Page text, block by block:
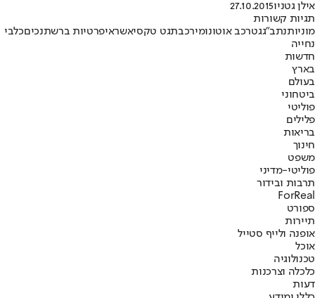
אילן גטניו27.10.2015
תגיות קשורות
מוניותנתב"גגטרכב אוטונומירכבתגט טקסיאשראיפרטיות ברשתנכיםכלבי
נחייה
חדשות
בארץ
בעולם
ביטחוני
פוליטי
פלילים
בריאות
חינוך
משפט
פוליטי-מדיני
תרבות ובידור
ForReal
ספורט
תיירות
אופנה ולייף סטייל
אוכל
טכנולוגיה
כלכלה וצרכנות
דעות